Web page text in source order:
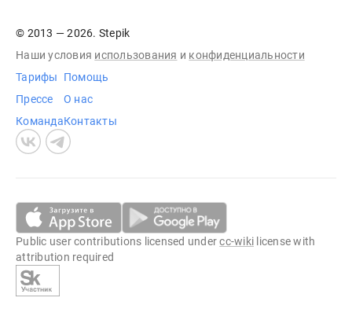
© 2013 — 2026. Stepik
Наши условия использования и конфиденциальности
Тарифы
Прессе
Команда
Помощь
О нас
Контакты
Public user contributions licensed undercc-wiki license with
attribution required